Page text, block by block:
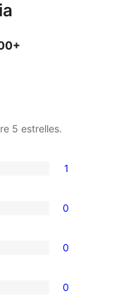
5 estrelles.
1
0
0
0